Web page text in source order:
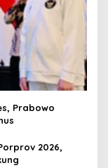
Prabowo
2026,